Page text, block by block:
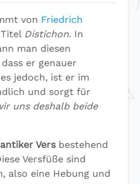
von Friedrich
Distichon. In
man diesen
er genauer
jedoch, ist er im
und sorgt für
uns deshalb beide
Versbestehend
Versfüße sind
also eine Hebung und